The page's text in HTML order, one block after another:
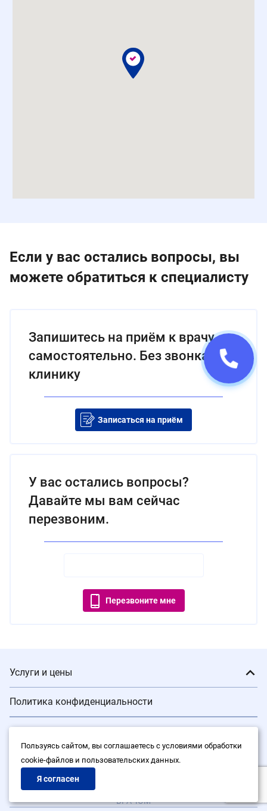
Если у вас остались вопросы, вы
можете обратиться к специалисту
Запишитесь на приём к врачу
самостоятельно. Без звонка в
клинику
Записаться на приём
У вас остались вопросы?
Давайте мы вам сейчас
перезвоним.
Перезвоните мне
Услуги и цены
Политика конфиденциальности
ИМЕЮТСЯ ПРОТИВОПОКАЗАНИЯ. ПРОКОНСУЛЬТИРУЙТЕСЬ С
ВРАЧОМ
Пользуясь сайтом, вы соглашаетесь с условиями обработки
cookie-файлов и пользовательских данных.
Я согласен